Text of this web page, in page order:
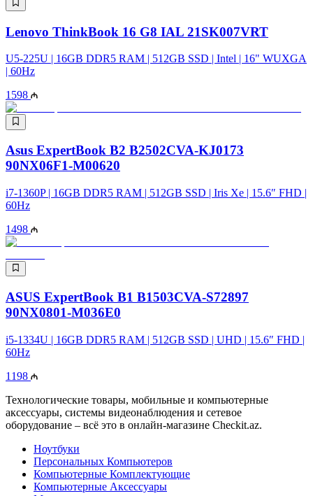
Lenovo ThinkBook 16 G8 IAL 21SK007VRT
U5-225U | 16GB DDR5 RAM | 512GB SSD | Intel | 16" WUXGA
| 60Hz
1598
Asus ExpertBook B2 B2502CVA-KJ0173
90NX06F1-M00620
i7-1360P | 16GB DDR5 RAM | 512GB SSD | Iris Xe | 15.6″ FHD |
60Hz
1498
ASUS ExpertBook B1 B1503CVA-S72897
90NX0801-M036E0
i5-1334U | 16GB DDR5 RAM | 512GB SSD | UHD | 15.6″ FHD |
60Hz
1198
Технологические товары, мобильные и компьютерные
аксессуары, системы видеонаблюдения и сетевое
оборудование – всё это в онлайн-магазине Checkit.az.
Ноутбуки
Персональных Компьютеров
Компьютерные Комплектующие
Компьютерные Аксессуары